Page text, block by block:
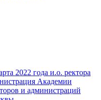
2022 года и.о. ректора
Академии
и администраций